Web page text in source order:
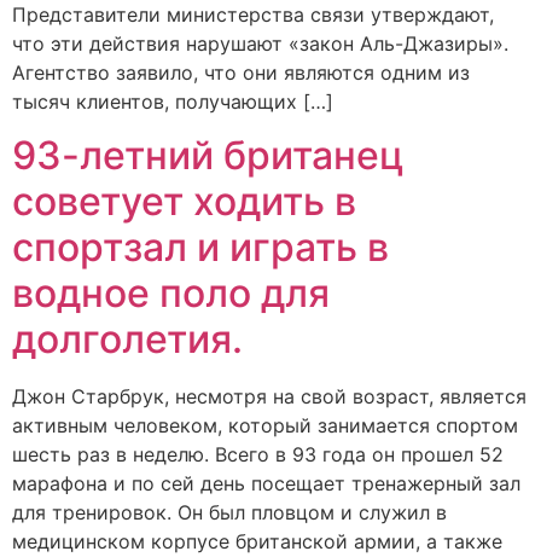
Представители министерства связи утверждают,
что эти действия нарушают «закон Аль-Джазиры».
Агентство заявило, что они являются одним из
тысяч клиентов, получающих […]
93-летний британец
советует ходить в
спортзал и играть в
водное поло для
долголетия.
Джон Старбрук, несмотря на свой возраст, является
активным человеком, который занимается спортом
шесть раз в неделю. Всего в 93 года он прошел 52
марафона и по сей день посещает тренажерный зал
для тренировок. Он был пловцом и служил в
медицинском корпусе британской армии, а также